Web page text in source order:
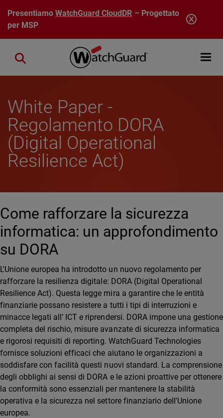
Salta al contenuto principale
PresentiamoWatchGuard CloudDR – Progettato
per MSP
Open
Close search
White Paper -
Regolamento DORA
(Digital Operational
Resilience Act)
Come rafforzare la sicurezza
informatica: un approfondimento
su DORA
L'Unione europea ha introdotto un nuovo regolamento per
rafforzare la resilienza digitale: DORA (Digital Operational
Resilience Act). Questa legge mira a garantire che le entità
finanziarie possano resistere a tutti i tipi di interruzioni e
minacce legati all’ ICT e riprendersi. DORA impone una gestione
completa del rischio, misure avanzate di sicurezza informatica
e rigorosi requisiti di reporting. WatchGuard Technologies
fornisce soluzioni efficaci che aiutano le organizzazioni a
soddisfare con facilità questi nuovi standard. La comprensione
degli obblighi ai sensi di DORA e le azioni proattive per ottenere
la conformità sono essenziali per mantenere la stabilità
operativa e la sicurezza nel settore finanziario dell'Unione
europea.